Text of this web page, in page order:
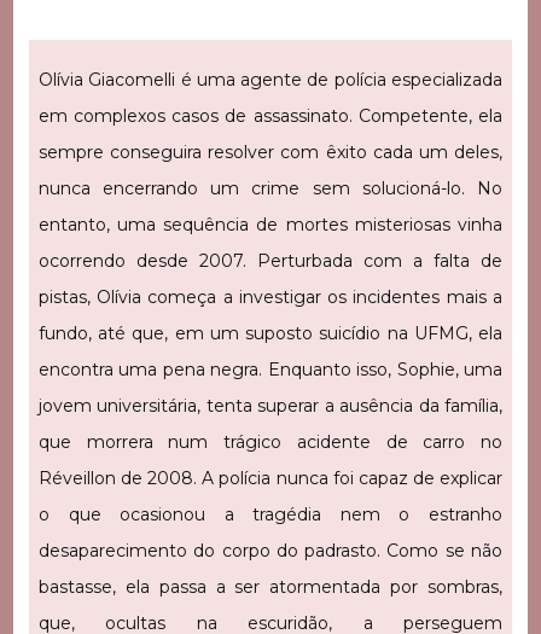
Olívia Giacomelli é uma agente de polícia especializada
em complexos casos de assassinato. Competente, ela
sempre conseguira resolver com êxito cada um deles,
nunca encerrando um crime sem solucioná-lo. No
entanto, uma sequência de mortes misteriosas vinha
ocorrendo desde 2007. Perturbada com a falta de
pistas, Olívia começa a investigar os incidentes mais a
fundo, até que, em um suposto suicídio na UFMG, ela
encontra uma pena negra. Enquanto isso, Sophie, uma
jovem universitária, tenta superar a ausência da família,
que morrera num trágico acidente de carro no
Réveillon de 2008. A polícia nunca foi capaz de explicar
o que ocasionou a tragédia nem o estranho
desaparecimento do corpo do padrasto. Como se não
bastasse, ela passa a ser atormentada por sombras,
que, ocultas na escuridão, a perseguem